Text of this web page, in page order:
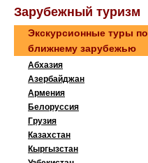
Зaрубeжный туризм
Экскурсионные туры по
ближнему зарубежью
Абхазия
Азербайджан
Армения
Белоруссия
Грузия
Казахстан
Кыргызстан